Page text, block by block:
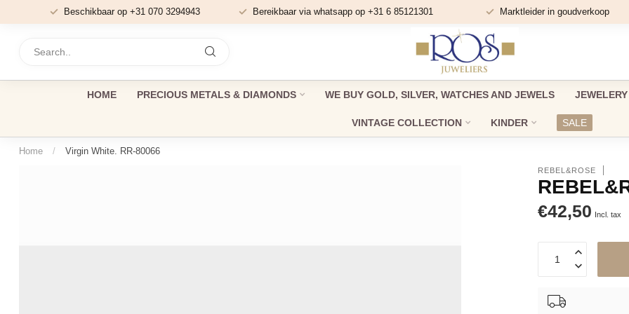
Beschikbaar op +31 070 3294943 Bereikbaar via whatsapp op +31 6 85121301 Marktleider in goudverkoop
HOME PRECIOUS METALS & DIAMONDS WE BUY GOLD, SILVER, WATCHES AND JEWELS JEWELERY
VINTAGE COLLECTION KINDER SALE
Home / Virgin White. RR-80066
REBEL&ROSE
€42,50 Incl. tax